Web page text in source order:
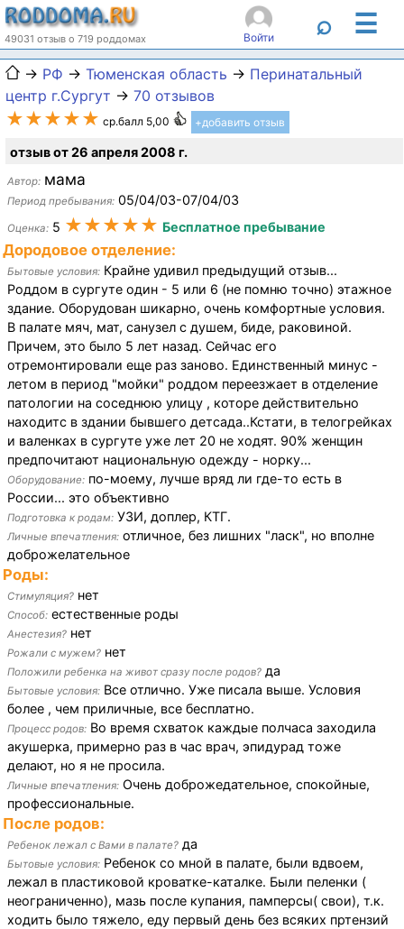
49031 отзыв о 719 роддомах Войти ⌕ ☰
→ РФ → Тюменская область → Перинатальный
центр г.Сургут → 70 отзывов
★★★★★ ср.балл 5,00 +добавить отзыв
отзыв от 26 апреля 2008 г.
Автор: мама
Период пребывания: 05/04/03-07/04/03
Оценка: 5 ★★★★★ Бесплатное пребывание
Дородовое отделение:
Бытовые условия: Крайне удивил предыдущий отзыв...
Роддом в сургуте один - 5 или 6 (не помню точно) этажное
здание. Оборудован шикарно, очень комфортные условия.
В палате мяч, мат, санузел с душем, биде, раковиной.
Причем, это было 5 лет назад. Сейчас его
отремонтировали еще раз заново. Единственный минус -
летом в период "мойки" роддом переезжает в отделение
патологии на соседнюю улицу , которе действительно
находитс в здании бывшего детсада..Кстати, в телогрейках
и валенках в сургуте уже лет 20 не ходят. 90% женщин
предпочитают национальную одежду - норку...
Оборудование: по-моему, лучше вряд ли где-то есть в
России... это объективно
Подготовка к родам: УЗИ, доплер, КТГ.
Личные впечатления: отличное, без лишних "ласк", но вполне
доброжелательное
Роды:
Стимуляция? нет
Способ: естественные роды
Анестезия? нет
Рожали с мужем? нет
Положили ребенка на живот сразу после родов? да
Бытовые условия: Все отлично. Уже писала выше. Условия
более , чем приличные, все бесплатно.
Процесс родов: Во время схваток каждые полчаса заходила
акушерка, примерно раз в час врач, эпидурад тоже
делают, но я не просила.
Личные впечатления: Очень доброжедательное, спокойные,
профессиональные.
После родов:
Ребенок лежал с Вами в палате? да
Бытовые условия: Ребенок со мной в палате, были вдвоем,
лежал в пластиковой кроватке-каталке. Были пеленки (
неограниченно), мазь после купания, памперсы( свои), т.к.
ходить было тяжело, еду первый день без всяких пртензий